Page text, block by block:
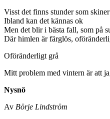
Visst det finns stunder som skiner
Ibland kan det kännas ok
Men det blir i bästa fall, som på
Där himlen är färglös,
Oföränderligt grå
Mitt problem med vintern är att
Nysnö
Av Börje Lindström